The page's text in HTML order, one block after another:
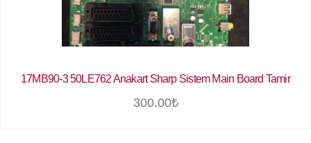
17MB90-3 50LE762 Anakart Sharp Sistem Main Board Tamir
300.00₺